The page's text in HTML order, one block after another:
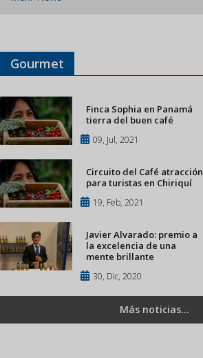
Gourmet
Finca Sophia en Panamá
tierra del buen café
09, Jul, 2021
Circuito del Café atracción
para turistas en Chiriquí
19, Feb, 2021
Javier Alvarado: premio a
la excelencia de una
mente brillante
30, Dic, 2020
Más noticias...